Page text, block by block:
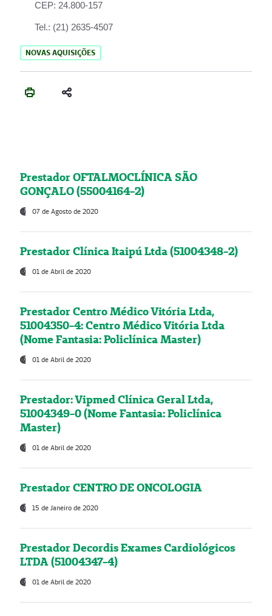
CEP: 24.800-157
Tel.: (21) 2635-4507
NOVAS AQUISIÇÕES
Prestador OFTALMOCLÍNICA SÃO
GONÇALO (55004164-2)
07 de Agosto de 2020
Prestador Clínica Itaipú Ltda (51004348-2)
01 de Abril de 2020
Prestador Centro Médico Vitória Ltda,
51004350-4: Centro Médico Vitória Ltda
(Nome Fantasia: Policlínica Master)
01 de Abril de 2020
Prestador: Vipmed Clínica Geral Ltda,
51004349-0 (Nome Fantasia: Policlínica
Master)
01 de Abril de 2020
Prestador CENTRO DE ONCOLOGIA
15 de Janeiro de 2020
Prestador Decordis Exames Cardiológicos
LTDA (51004347-4)
01 de Abril de 2020